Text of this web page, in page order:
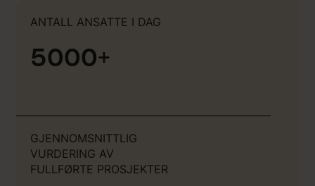
ANTALL ANSATTE I DAG
5000+
GJENNOMSNITTLIG
VURDERING AV
FULLFØRTE PROSJEKTER